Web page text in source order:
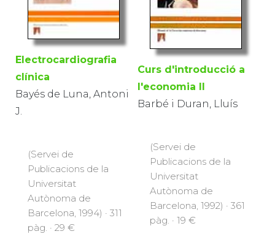
Electrocardiografia
clínica
Bayés de Luna, Antoni
J.
(Servei de
Publicacions de la
Universitat
Autònoma de
Barcelona, 1994) · 311
pàg. · 29 €
Curs d'introducció a
l'economia II
Barbé i Duran, Lluís
(Servei de
Publicacions de la
Universitat
Autònoma de
Barcelona, 1992) · 361
pàg. · 19 €